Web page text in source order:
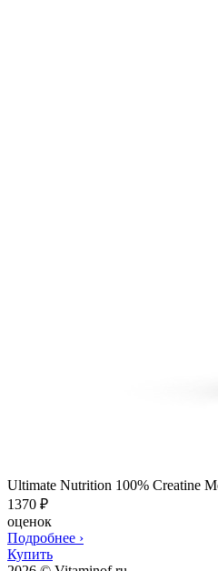
Ultimate Nutrition 100% Creatine
1370 ₽
оценок
Подробнее ›
Купить